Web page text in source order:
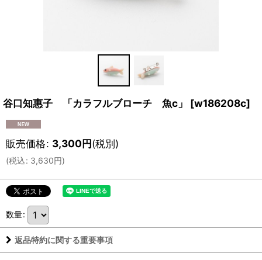
谷口知惠子 「カラフルブローチ 魚c」 [w186208c]
販売価格: 3,300円(税別)
(税込: 3,630円)
数量:
返品特約に関する重要事項